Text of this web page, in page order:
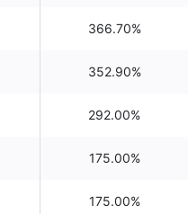
366.70%
352.90%
292.00%
175.00%
175.00%